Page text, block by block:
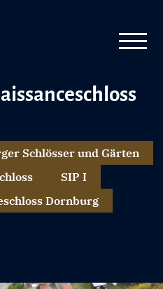
Schlösser und Gärten
SIP I
Dornburg